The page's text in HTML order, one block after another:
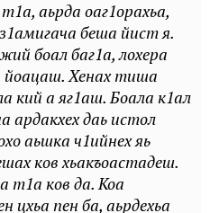
аьрда оаг1орахьа,
беша йист я.
боал баг1а, лохера
Хенах тиша
кий а яг1аш. Боала к1ал
ардакхех даь истол
аьшка ч1ийнех яь
ков хьакъоастадеш.
т1а ков да. Коа
цхьа пен ба, аьрдехьа